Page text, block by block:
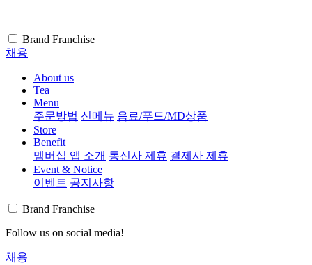
Brand Franchise
채용
About us
Tea
Menu
주문방법 신메뉴 음료/푸드/MD상품
Store
Benefit
멤버십 앱 소개 통신사 제휴 결제사 제휴
Event & Notice
이벤트 공지사항
Brand Franchise
Follow us on social media!
채용